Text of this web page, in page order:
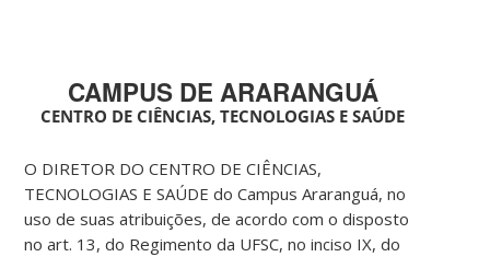
CAMPUS DE ARARANGUÁ
CENTRO DE CIÊNCIAS, TECNOLOGIAS E SAÚDE
O DIRETOR DO CENTRO DE CIÊNCIAS,
TECNOLOGIAS E SAÚDE do Campus Araranguá, no
uso de suas atribuições, de acordo com o disposto
no art. 13, do Regimento da UFSC, no inciso IX, do